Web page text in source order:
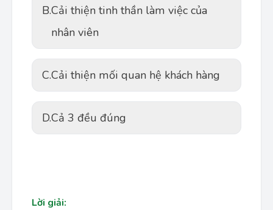
B.Cải thiện tinh thần làm việc của
nhân viên
C.Cải thiện mối quan hệ khách hàng
D.Cả 3 đều đúng
Lời giải: